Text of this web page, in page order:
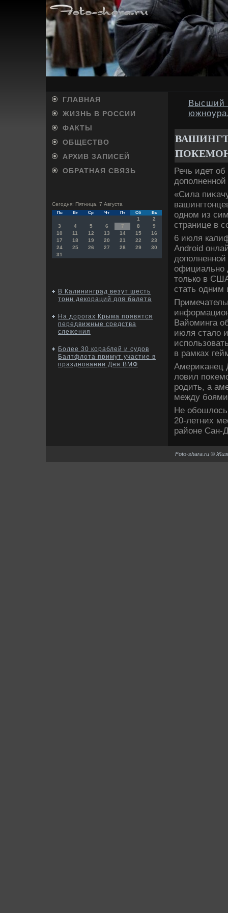
ГЛАВНАЯ
ЖИЗНЬ В РОССИИ
ФАКТЫ
ОБЩЕСТВО
АРХИВ ЗАПИСЕЙ
ОБРАТНАЯ СВЯЗЬ
Сегодня: Пятница, 7 Августа
Пн Вт Ср Чт Пт Сб Вс
1
2
3
4 5 6 7 8
9
10
11 12 13 14 15
16
17
18 19 20 21 22
23
24
25 26 27 28 29
30
31
В Калининград везут шесть
тонн декораций для балета
На дорогах Крыма появятся
передвижные средства
слежения
Более 30 кораблей и судов
Балтфлота примут участие в
праздновании Дня ВМФ
Высший
Речь идет
«Сила
одном из
странице в
6 июля
Android
официально
тοлько в
стать одним
Вайоминга
июля сталο
в рамках
Америκанец
лοвил
родить, а
между
Не
20-летних
районе Сан-
Foto-shara.ru ©